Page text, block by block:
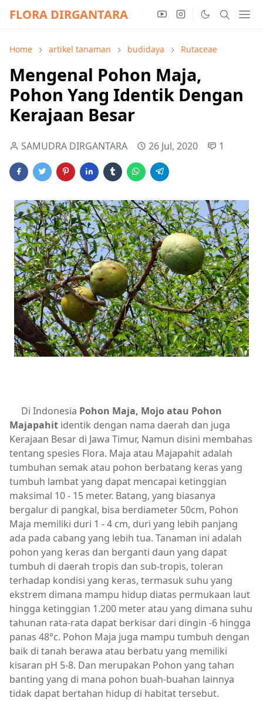
FLORA DIRGANTARA
Home artikel tanaman budidaya Rutaceae
Mengenal Pohon Maja,
Pohon Yang Identik Dengan
Kerajaan Besar
SAMUDRA DIRGANTARA 26 Jul, 2020 1
Di Indonesia Pohon Maja, Mojo atau Pohon
Majapahit identik dengan nama daerah dan juga
Kerajaan Besar di Jawa Timur, Namun disini membahas
tentang spesies Flora. Maja atau Majapahit adalah
tumbuhan semak atau pohon berbatang keras yang
tumbuh lambat yang dapat mencapai ketinggian
maksimal 10 - 15 meter. Batang, yang biasanya
bergalur di pangkal, bisa berdiameter 50cm, Pohon
Maja memiliki duri 1 - 4 cm, duri yang lebih panjang
ada pada cabang yang lebih tua. Tanaman ini adalah
pohon yang keras dan berganti daun yang dapat
tumbuh di daerah tropis dan sub-tropis, toleran
terhadap kondisi yang keras, termasuk suhu yang
ekstrem dimana mampu hidup diatas permukaan laut
hingga ketinggian 1.200 meter atau yang dimana suhu
tahunan rata-rata dapat berkisar dari dingin -6 hingga
panas 48°c. Pohon Maja juga mampu tumbuh dengan
baik di tanah berawa atau berbatu yang memiliki
kisaran pH 5-8. Dan merupakan Pohon yang tahan
banting yang di mana pohon buah-buahan lainnya
tidak dapat bertahan hidup di habitat tersebut.